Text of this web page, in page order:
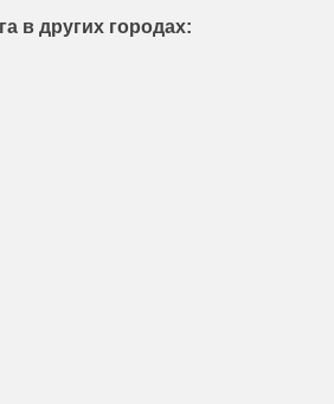
в других городах: